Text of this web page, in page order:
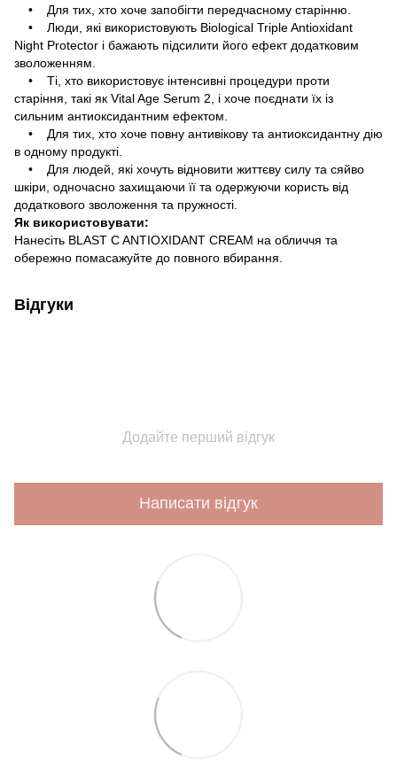
• Для тих, хто хоче запобігти передчасному старінню.
• Люди, які використовують Biological Triple Antioxidant
Night Protector і бажають підсилити його ефект додатковим
зволоженням.
• Ті, хто використовує інтенсивні процедури проти
старіння, такі як Vital Age Serum 2, і хоче поєднати їх із
сильним антиоксидантним ефектом.
• Для тих, хто хоче повну антивікову та антиоксидантну дію
в одному продукті.
• Для людей, які хочуть відновити життєву силу та сяйво
шкіри, одночасно захищаючи її та одержуючи користь від
додаткового зволоження та пружності.
Як використовувати:
Нанесіть BLAST C ANTIOXIDANT CREAM на обличчя та
обережно помасажуйте до повного вбирання.
Відгуки
Додайте перший відгук
Написати відгук